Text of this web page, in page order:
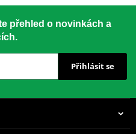
přehled o novinkách a
Přihlásit se